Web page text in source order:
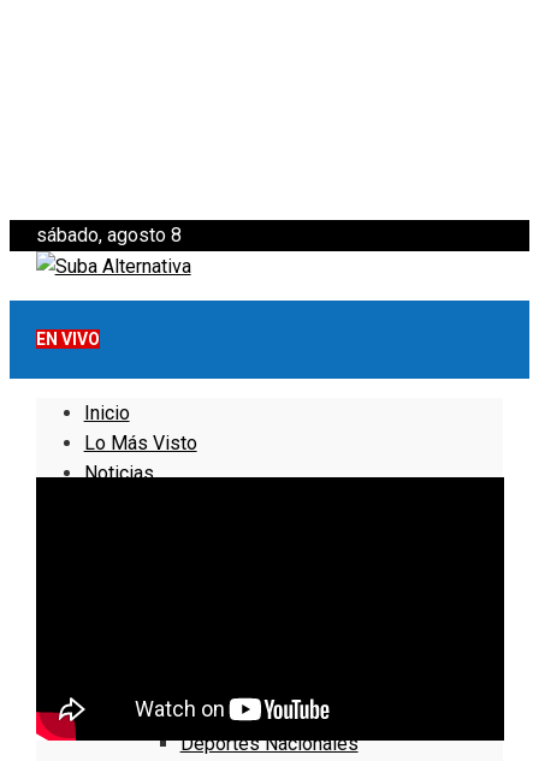
sábado, agosto 8
EN VIVO
Inicio
Lo Más Visto
Noticias
Deportes Locales
Deportes Nacionales